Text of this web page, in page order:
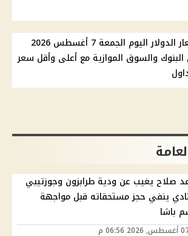
أسعار الدولار اليوم الجمعة 7 أغسطس 2026
والسوق الموازية مع أعلى وأقل سعر
صلاح يغيب عن ودية طرابزون وجوزتيبي
ينفي حجز مستحقاته قبل مواجهة
باشا